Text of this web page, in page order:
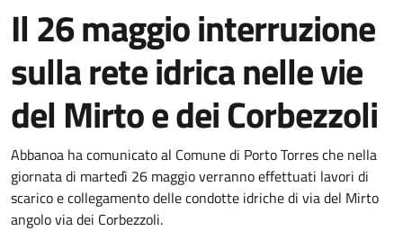
Il 26 maggio interruzione
sulla rete idrica nelle vie
del Mirto e dei Corbezzoli
Dettagli della notizia
Abbanoa ha comunicato al Comune di Porto Torres che nella
giornata di martedì 26 maggio verranno effettuati lavori di
scarico e collegamento delle condotte idriche di via del Mirto
angolo via dei Corbezzoli.